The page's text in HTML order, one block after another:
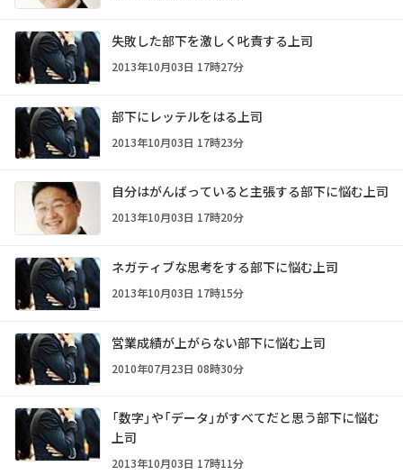
失敗した部下を激しく叱責する上司
2013年10月03日 17時27分
部下にレッテルをはる上司
2013年10月03日 17時23分
自分はがんばっていると主張する部下に悩む上司
2013年10月03日 17時20分
ネガティブな思考をする部下に悩む上司
2013年10月03日 17時15分
営業成績が上がらない部下に悩む上司
2010年07月23日 08時30分
「数字」や「データ」がすべてだと思う部下に悩む
上司
2013年10月03日 17時11分